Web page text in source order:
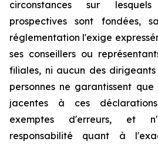
circonstances sur
prospectives sont
réglementation l'exige
ses conseillers ou
filiales, ni aucun des
personnes ne garantissent que
jacentes à ces
exemptes d'erreurs, et
responsabilité quant à